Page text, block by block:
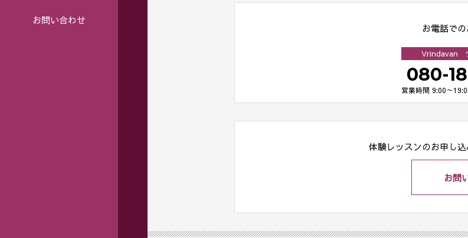
お問い合わせ
お電話で
Vrindavan
080-
営業時間 9:00～
体験レッスンのお申し込
お問